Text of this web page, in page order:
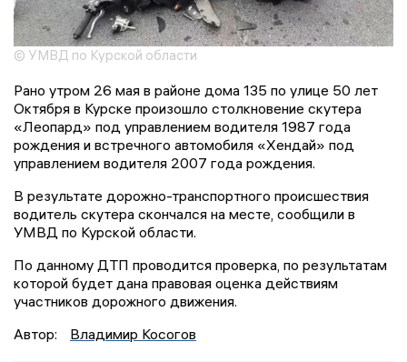
© УМВД по Курской области
Рано утром 26 мая в районе дома 135 по улице 50 лет
Октября в Курске произошло столкновение скутера
«Леопард» под управлением водителя 1987 года
рождения и встречного автомобиля «Хендай» под
управлением водителя 2007 года рождения.
В результате дорожно-транспортного происшествия
водитель скутера скончался на месте, сообщили в
УМВД по Курской области.
По данному ДТП проводится проверка, по результатам
которой будет дана правовая оценка действиям
участников дорожного движения.
Автор:
Владимир Косогов